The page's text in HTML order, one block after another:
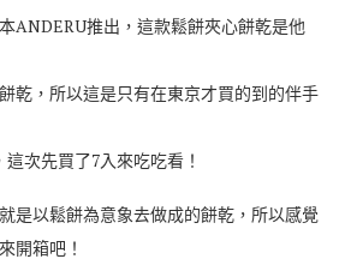
ANDERU推出，這款鬆餅夾心餅乾是他
乾，所以這是只有在東京才買的到的伴手
次先買了7入來吃吃看！
是以鬆餅為意象去做成的餅乾，所以感覺
開箱吧！